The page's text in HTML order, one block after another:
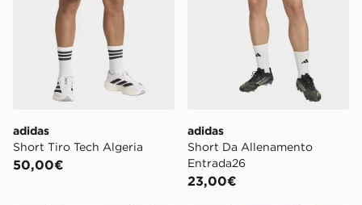
adidas
Short Tiro Tech Algeria
50,00€
adidas
Short Da Allenamento
Entrada26
23,00€